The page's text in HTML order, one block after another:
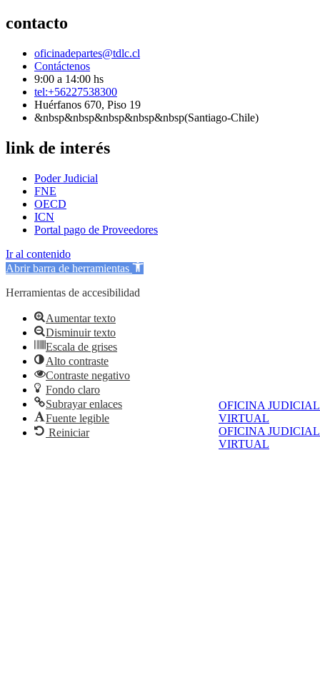
OFICINA JUDICIAL
VIRTUAL
OFICINA JUDICIAL
VIRTUAL
contacto
oficinadepartes@tdlc.cl
Contáctenos
9:00 a 14:00 hs
tel:+56227538300
Huérfanos 670, Piso 19
&nbsp&nbsp&nbsp&nbsp&nbsp(Santiago-Chile)
link de interés
Poder Judicial
FNE
OECD
ICN
Portal pago de Proveedores
Ir al contenido
Abrir barra de herramientas
Herramientas de accesibilidad
Aumentar texto
Disminuir texto
Escala de grises
Alto contraste
Contraste negativo
Fondo claro
Subrayar enlaces
Fuente legible
Reiniciar